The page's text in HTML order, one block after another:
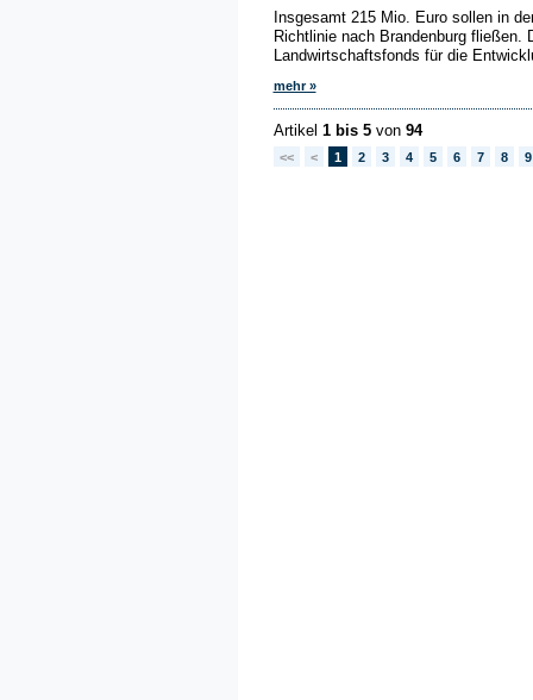
Insgesamt 215 Mio. Euro sollen in
Richtlinie nach Brandenburg fließen.
Landwirtschaftsfonds für die
mehr »
Artikel 1 bis 5von 94
<< < 1 2 3 4 5 6 7 8 9